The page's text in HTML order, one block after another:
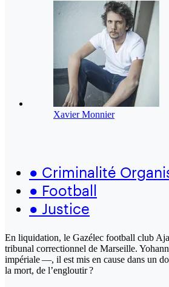
Xavier Monnier
● Criminalité
● Football
● Justice
En liquidation, le Gazélec football club
tribunal correctionnel de Marseille.
impériale —, il est mis en cause dans un
la mort, de l’engloutir ?